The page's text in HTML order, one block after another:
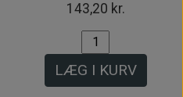
143,20 kr.
LÆG I KURV